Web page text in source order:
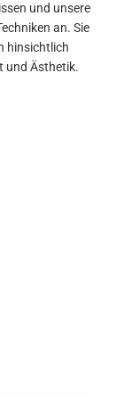
und unsere
an. Sie
hinsichtlich
und Ästhetik.